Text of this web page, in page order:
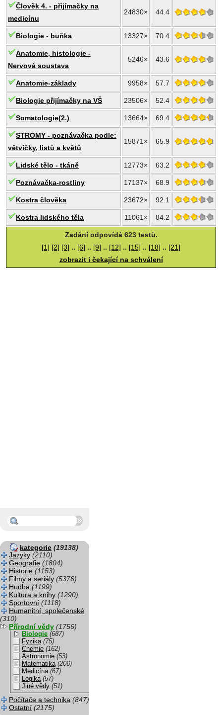
Člověk 4. - přijímačky na
medicínu
24830× 44.4
Biologie - buňka 13327× 70.4
Anatomie, histologie -
Nervová soustava
5246× 43.6
Anatomie-základy 9958× 57.7
Biologie přijímačky na VŠ 23506× 52.4
Somatologie(2.) 13664× 69.4
STROMY - poznávačka podle:
větvičky, listů a květů
15871× 65.9
Lidské tělo - tkáně 12773× 63.2
Poznávačka-rostliny 17137× 68.9
Kostra člověka 23672× 92.1
Kostra lidského těla 11061× 84.2
Zadání odpovídá 623 testů.
[1] [2] [3] .. [6] .. [9] .. [12] .. [15] .. [18] .. [21]
zobrazit i čekající na schválení
kategorie (19138)
Jazyky (2110)
Geografie (1804)
Historie (1153)
Filmy a seriály (5376)
Hudba (1199)
Kultura a knihy (1290)
Sportovní (1118)
Humanitní, společenské
(310)
Přírodní vědy (1756)
Biologie (687)
Fyzika (75)
Chemie (162)
Astronomie (53)
Matematika (206)
Medicína (67)
Logika (57)
Jiné vědy (51)
Počítače a technika (847)
Ostatní (2175)